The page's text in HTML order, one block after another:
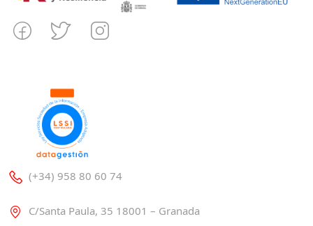
(+34) 958 80 60 74
C/Santa Paula, 35 18001 – Granada